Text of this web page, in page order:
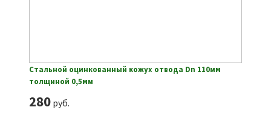
Стальной оцинкованный кожух отвода Dn 110мм
толщиной 0,5мм
280руб.